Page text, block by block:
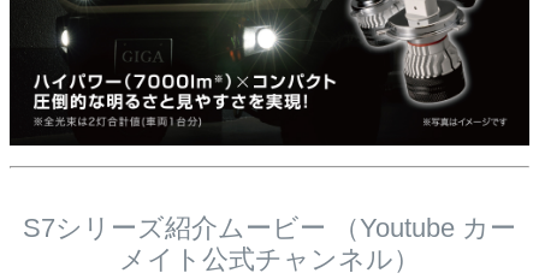
S7シリーズ紹介ムービー （Youtube カー
メイト公式チャンネル）